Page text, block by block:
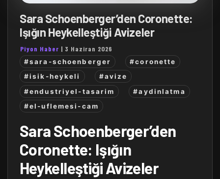
Sara Schoenberger’den Coronette:
Işığın Heykelleştiği Avizeler
Piyon Haber | 3 Haziran 2026
#sara-schoenberger
#coronette
#isik-heykeli
#avize
#endustriyel-tasarim
#aydinlatma
#el-uflemesi-cam
Sara Schoenberger’den
Coronette: Işığın
Heykelleştiği Avizeler